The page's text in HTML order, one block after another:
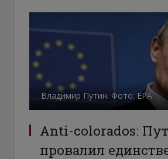
Владимир Путин. Фото: ЕРА
Anti-colorados:
провалил